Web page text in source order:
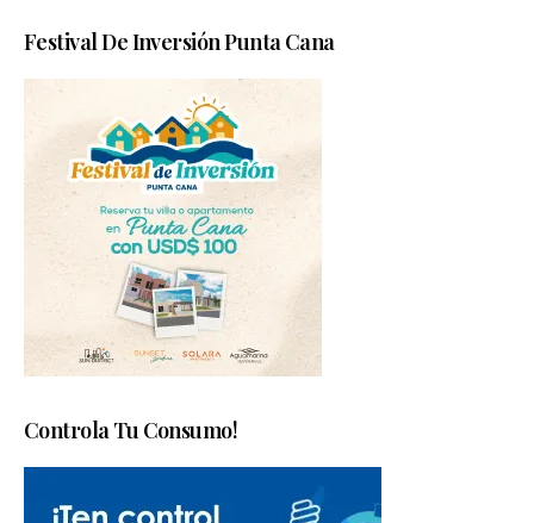
Festival De Inversión Punta Cana
Controla Tu Consumo!